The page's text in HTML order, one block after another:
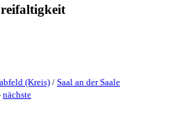
(Kreis) / Saal an der Saale
nächste